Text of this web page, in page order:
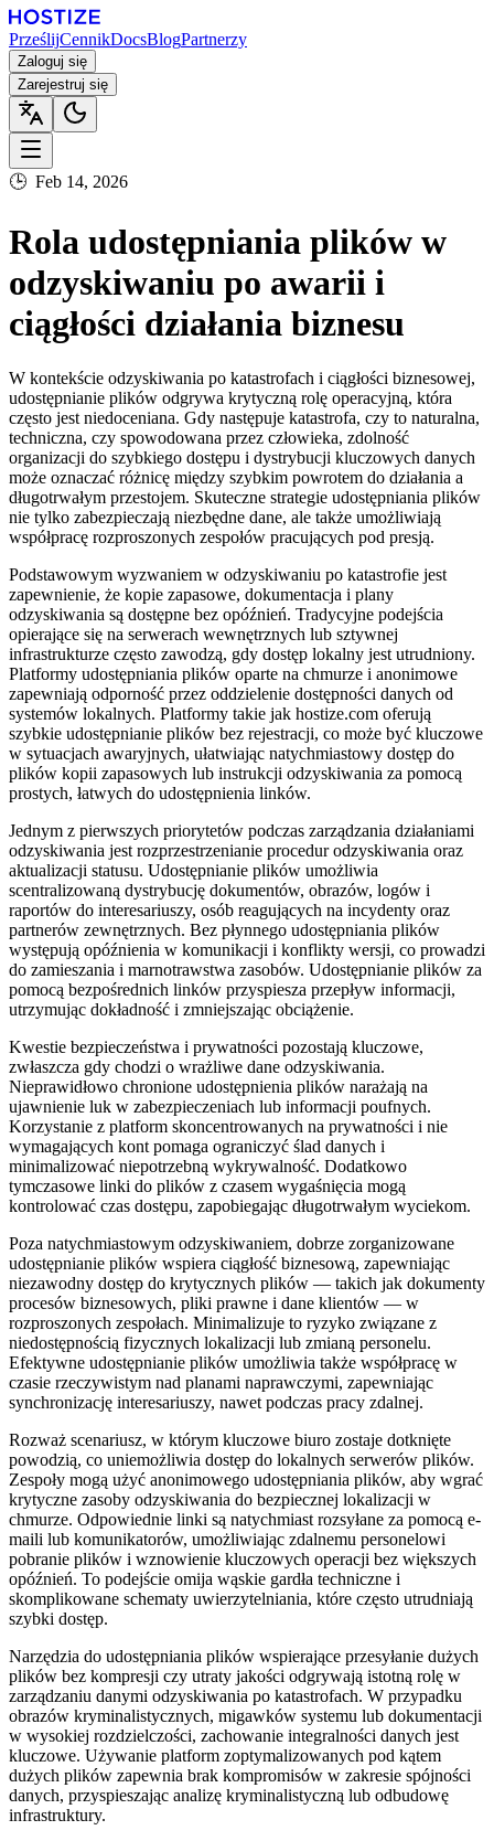
PrześlijCennikDocsBlogPartnerzy
Zaloguj się
Zarejestruj się
🕒 Feb 14, 2026
Rola udostępniania plików w
odzyskiwaniu po awarii i
ciągłości działania biznesu
W kontekście odzyskiwania po katastrofach i ciągłości biznesowej,
udostępnianie plików odgrywa krytyczną rolę operacyjną, która
często jest niedoceniana. Gdy następuje katastrofa, czy to naturalna,
techniczna, czy spowodowana przez człowieka, zdolność
organizacji do szybkiego dostępu i dystrybucji kluczowych danych
może oznaczać różnicę między szybkim powrotem do działania a
długotrwałym przestojem. Skuteczne strategie udostępniania plików
nie tylko zabezpieczają niezbędne dane, ale także umożliwiają
współpracę rozproszonych zespołów pracujących pod presją.
Podstawowym wyzwaniem w odzyskiwaniu po katastrofie jest
zapewnienie, że kopie zapasowe, dokumentacja i plany
odzyskiwania są dostępne bez opóźnień. Tradycyjne podejścia
opierające się na serwerach wewnętrznych lub sztywnej
infrastrukturze często zawodzą, gdy dostęp lokalny jest utrudniony.
Platformy udostępniania plików oparte na chmurze i anonimowe
zapewniają odporność przez oddzielenie dostępności danych od
systemów lokalnych. Platformy takie jak hostize.com oferują
szybkie udostępnianie plików bez rejestracji, co może być kluczowe
w sytuacjach awaryjnych, ułatwiając natychmiastowy dostęp do
plików kopii zapasowych lub instrukcji odzyskiwania za pomocą
prostych, łatwych do udostępnienia linków.
Jednym z pierwszych priorytetów podczas zarządzania działaniami
odzyskiwania jest rozprzestrzenianie procedur odzyskiwania oraz
aktualizacji statusu. Udostępnianie plików umożliwia
scentralizowaną dystrybucję dokumentów, obrazów, logów i
raportów do interesariuszy, osób reagujących na incydenty oraz
partnerów zewnętrznych. Bez płynnego udostępniania plików
występują opóźnienia w komunikacji i konflikty wersji, co prowadzi
do zamieszania i marnotrawstwa zasobów. Udostępnianie plików za
pomocą bezpośrednich linków przyspiesza przepływ informacji,
utrzymując dokładność i zmniejszając obciążenie.
Kwestie bezpieczeństwa i prywatności pozostają kluczowe,
zwłaszcza gdy chodzi o wrażliwe dane odzyskiwania.
Nieprawidłowo chronione udostępnienia plików narażają na
ujawnienie luk w zabezpieczeniach lub informacji poufnych.
Korzystanie z platform skoncentrowanych na prywatności i nie
wymagających kont pomaga ograniczyć ślad danych i
minimalizować niepotrzebną wykrywalność. Dodatkowo
tymczasowe linki do plików z czasem wygaśnięcia mogą
kontrolować czas dostępu, zapobiegając długotrwałym wyciekom.
Poza natychmiastowym odzyskiwaniem, dobrze zorganizowane
udostępnianie plików wspiera ciągłość biznesową, zapewniając
niezawodny dostęp do krytycznych plików — takich jak dokumenty
procesów biznesowych, pliki prawne i dane klientów — w
rozproszonych zespołach. Minimalizuje to ryzyko związane z
niedostępnością fizycznych lokalizacji lub zmianą personelu.
Efektywne udostępnianie plików umożliwia także współpracę w
czasie rzeczywistym nad planami naprawczymi, zapewniając
synchronizację interesariuszy, nawet podczas pracy zdalnej.
Rozważ scenariusz, w którym kluczowe biuro zostaje dotknięte
powodzią, co uniemożliwia dostęp do lokalnych serwerów plików.
Zespoły mogą użyć anonimowego udostępniania plików, aby wgrać
krytyczne zasoby odzyskiwania do bezpiecznej lokalizacji w
chmurze. Odpowiednie linki są natychmiast rozsyłane za pomocą e-
maili lub komunikatorów, umożliwiając zdalnemu personelowi
pobranie plików i wznowienie kluczowych operacji bez większych
opóźnień. To podejście omija wąskie gardła techniczne i
skomplikowane schematy uwierzytelniania, które często utrudniają
szybki dostęp.
Narzędzia do udostępniania plików wspierające przesyłanie dużych
plików bez kompresji czy utraty jakości odgrywają istotną rolę w
zarządzaniu danymi odzyskiwania po katastrofach. W przypadku
obrazów kryminalistycznych, migawków systemu lub dokumentacji
w wysokiej rozdzielczości, zachowanie integralności danych jest
kluczowe. Używanie platform zoptymalizowanych pod kątem
dużych plików zapewnia brak kompromisów w zakresie spójności
danych, przyspieszając analizę kryminalistyczną lub odbudowę
infrastruktury.